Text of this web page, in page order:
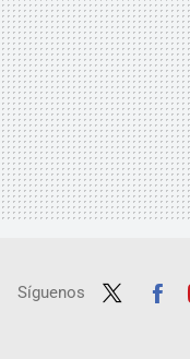
Síguenos